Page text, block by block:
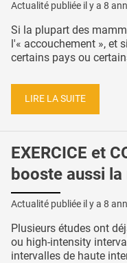
Actualité publiée il y a 8
Si la plupart des
l'« accouchement », et
certains pays ou
LIRE LA SUITE
EXERCICE et
booste aussi
Actualité publiée il y a 8
Plusieurs études ont
ou high-intensity
intervalles de haute